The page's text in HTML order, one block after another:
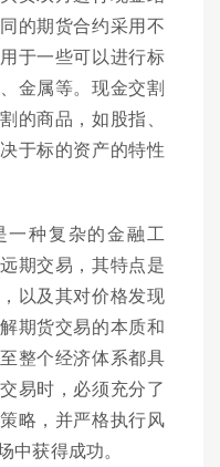
的期货合约采用不
于一些可以进行标
金属等。现金交割
的商品，如股指、
于标的资产的特性
一种复杂的金融工
期交易，其特点是
以及其对价格发现
期货交易的本质和
整个经济体系都具
易时，必须充分了
略，并严格执行风
获得成功。